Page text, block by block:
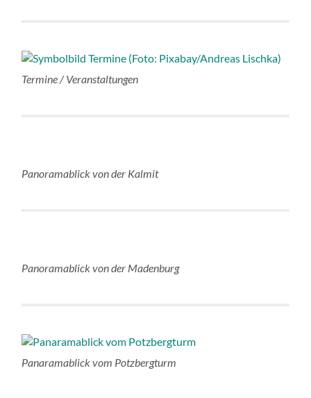
Termine / Veranstaltungen
Panoramablick von der Kalmit
Panoramablick von der Madenburg
Panaramablick vom Potzbergturm